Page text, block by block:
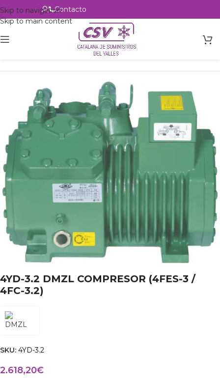
Skip to navigation
Skip to main content
Contacto
Refrigeración Compresores
4YD-3.2 DMZL COMPRESOR (4FES-3 /
4FC-3.2)
SKU: 4YD-3.2
2.618,20€